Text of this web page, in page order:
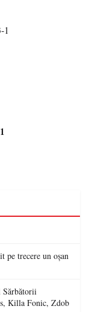
pe trecere un oșan
Sărbătorii
Killa Fonic, Zdob